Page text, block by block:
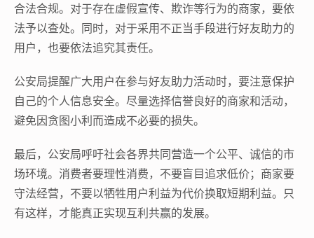
合法合规。对于存在虚假宣传、欺诈等行为的商家，要依
法予以查处。同时，对于采用不正当手段进行好友助力的
用户，也要依法追究其责任。
公安局提醒广大用户在参与好友助力活动时，要注意保护
自己的个人信息安全。尽量选择信誉良好的商家和活动，
避免因贪图小利而造成不必要的损失。
最后，公安局呼吁社会各界共同营造一个公平、诚信的市
场环境。消费者要理性消费，不要盲目追求低价；商家要
守法经营，不要以牺牲用户利益为代价换取短期利益。只
有这样，才能真正实现互利共赢的发展。